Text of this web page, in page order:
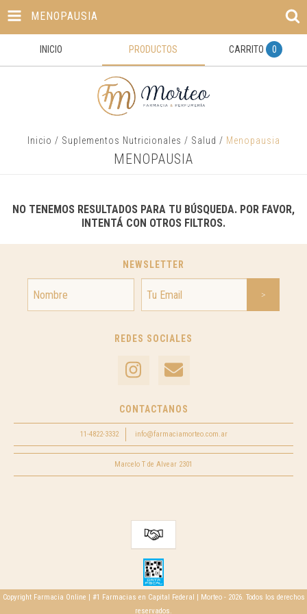
MENOPAUSIA
INICIO PRODUCTOS CARRITO 0
Inicio / Suplementos Nutricionales / Salud / Menopausia
MENOPAUSIA
NO TENEMOS RESULTADOS PARA TU BÚSQUEDA. POR FAVOR,
INTENTÁ CON OTROS FILTROS.
NEWSLETTER
REDES SOCIALES
CONTACTANOS
11-4822-3332 info@farmaciamorteo.com.ar
Marcelo T de Alvear 2301
Copyright Farmacia Online | #1 Farmacias en Capital Federal | Morteo - 2026. Todos los derechos
reservados.